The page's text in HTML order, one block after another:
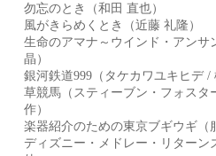
勿忘のとき（和田 直也）
風がきらめくとき（近藤 礼隆）
生命のアマナ～ウインド・アンサ
晶）
銀河鉄道999（タケカワユキヒデ /
草競馬（スティーブン・フォス
作）
楽器紹介のための東京ブギウギ（
ディズニー・メドレー・リターン